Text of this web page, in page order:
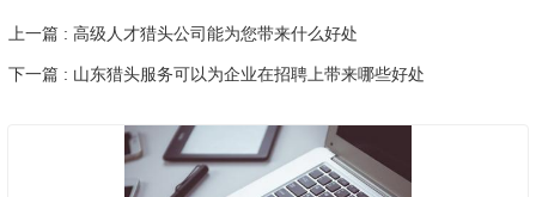
上一篇 : 高级人才猎头公司能为您带来什么好处
下一篇 : 山东猎头服务可以为企业在招聘上带来哪些好处